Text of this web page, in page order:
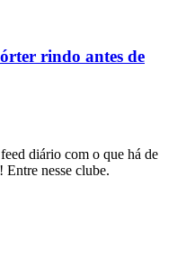
rindo antes de
diário com o que há de
Entre nesse clube.